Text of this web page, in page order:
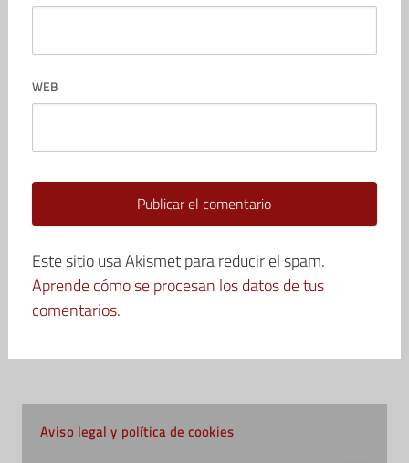
WEB
Este sitio usa Akismet para reducir el spam.
Aprende cómo se procesan los datos de tus
comentarios.
Aviso legal y política de cookies